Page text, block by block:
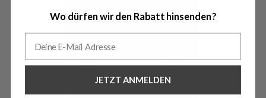
Wo dürfen wir den Rabatt hinsenden?
JETZT ANMELDEN